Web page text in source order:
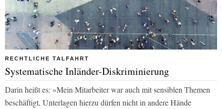
RECHTLICHE TALFAHRT
Systematische Inländer-Diskriminierung
Darin heißt es: »Mein Mitarbeiter war auch mit sensiblen Themen
beschäftigt, Unterlagen hierzu dürfen nicht in andere Hände